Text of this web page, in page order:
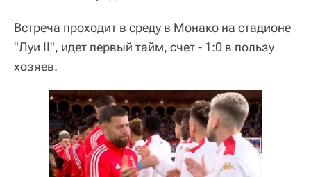
Встреча проходит в среду в Монако на стадионе
"Луи II", идет первый тайм, счет - 1:0 в пользу
хозяев.